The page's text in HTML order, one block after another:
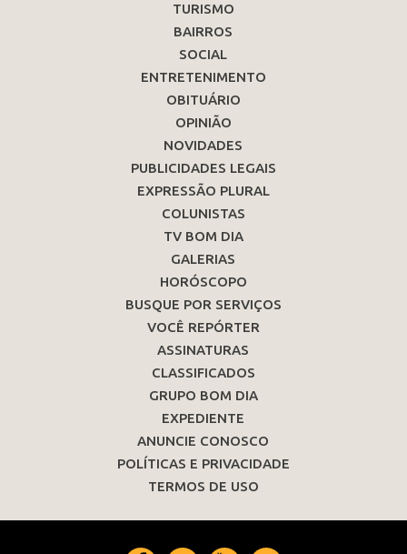
TURISMO
BAIRROS
SOCIAL
ENTRETENIMENTO
OBITUÁRIO
OPINIÃO
NOVIDADES
PUBLICIDADES LEGAIS
EXPRESSÃO PLURAL
COLUNISTAS
TV BOM DIA
GALERIAS
HORÓSCOPO
BUSQUE POR SERVIÇOS
VOCÊ REPÓRTER
ASSINATURAS
CLASSIFICADOS
GRUPO BOM DIA
EXPEDIENTE
ANUNCIE CONOSCO
POLÍTICAS E PRIVACIDADE
TERMOS DE USO